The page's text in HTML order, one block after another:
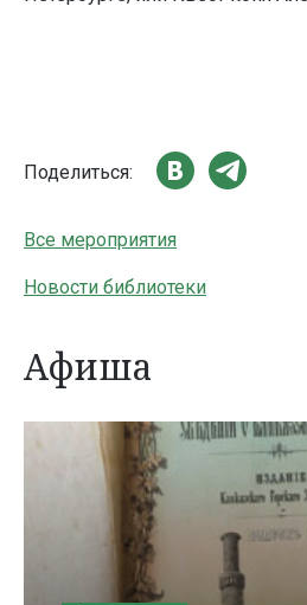
Поделиться:
Все мероприятия
Новости библиотеки
Афиша